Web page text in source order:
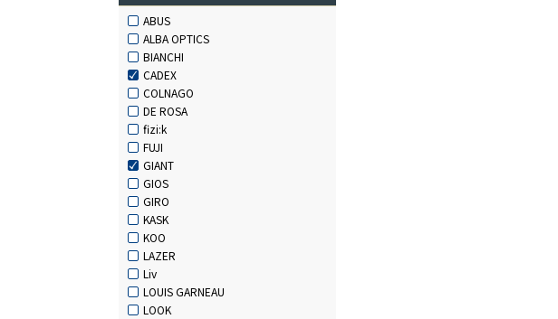
ABUS
ALBA OPTICS
BIANCHI
CADEX
COLNAGO
DE ROSA
fizi:k
FUJI
GIANT
GIOS
GIRO
KASK
KOO
LAZER
Liv
LOUIS GARNEAU
LOOK